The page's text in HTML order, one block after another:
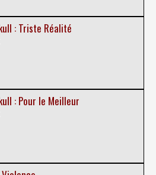
: Triste Réalité
: Pour le Meilleur